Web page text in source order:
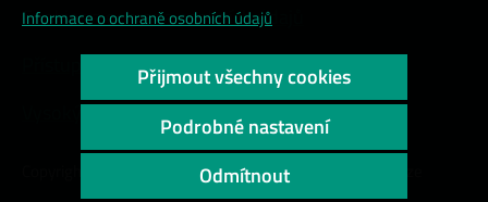
Cookies a ochrana osobních údajů
Přístupnost webu
Vysoký kontrast
Copyright © 2000 - 2026 Vysoká škola ekonomická v Praze
Informace o ochraně osobních údajů
Přijmout všechny cookies
Podrobné nastavení
Odmítnout